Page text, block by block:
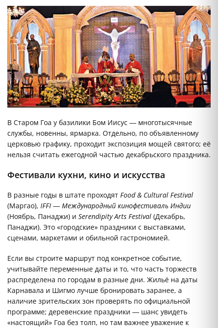
В Старом Гоа у базилики Бом Иисус — многотысячные
службы, новенны, ярмарка. Отдельно, по объявленному
церковью графику, проходит экспозиция мощей святого; её
нельзя считать ежегодной частью декабрьского праздника.
Фестивали кухни, кино и искусства
В разные годы в штате проходят Food & Cultural Festival
(Маргао), IFFI — Международный кинофестиваль Индии
(Ноябрь, Панаджи) и Serendipity Arts Festival (Декабрь,
Панаджи). Это «городские» праздники с выставками,
сценами, маркетами и обильной гастрономией.
Если вы строите маршрут под конкретное событие,
учитывайте переменные даты и то, что часть торжеств
распределена по городам в разные дни. Жильё на даты
Карнавала и Шигмо лучше бронировать заранее, а
наличие зрительских зон проверять по официальной
программе; деревенские праздники — шанс увидеть
«настоящий» Гоа без толп, но там важнее уважение к